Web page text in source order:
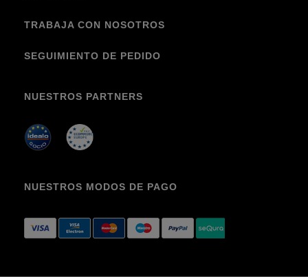
TRABAJA CON NOSOTROS
SEGUIMIENTO DE PEDIDO
NUESTROS PARTNERS
NUESTROS MODOS DE PAGO